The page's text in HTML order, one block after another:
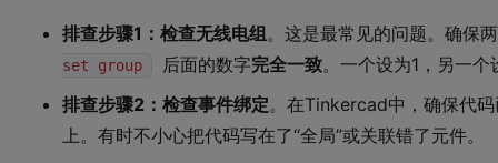
排查步骤1：检查无线电组。这是最常见的问题。确保
set group 后面的数字完全一致。一个设为1，另一
排查步骤2：检查事件绑定。在Tinkercad中，确保代
上。有时不小心把代码写在了“全局”或关联错了元件。